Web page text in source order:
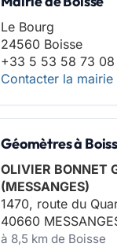
Le Bourg
24560 Boisse
+33 5 53 58 73 08
Contacter la mairie
Géomètres à
OLIVIER BONNET
(MESSANGES)
1470, route du
40660
à 8,5 km de Boisse